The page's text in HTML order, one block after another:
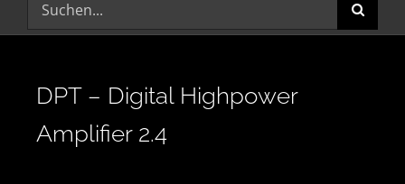
nach:
DPT – Digital Highpower
Amplifier 2.4